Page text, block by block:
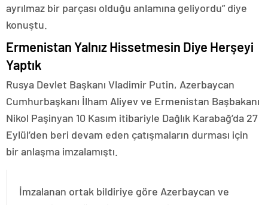
ayrılmaz bir parçası olduğu anlamına geliyordu” diye
konuştu.
Ermenistan Yalnız Hissetmesin Diye Herşeyi
Yaptık
Rusya Devlet Başkanı Vladimir Putin, Azerbaycan
Cumhurbaşkanı İlham Aliyev ve Ermenistan Başbakanı
Nikol Paşinyan 10 Kasım itibariyle Dağlık Karabağ’da 27
Eylül’den beri devam eden çatışmaların durması için
bir anlaşma imzalamıştı.
İmzalanan ortak bildiriye göre Azerbaycan ve